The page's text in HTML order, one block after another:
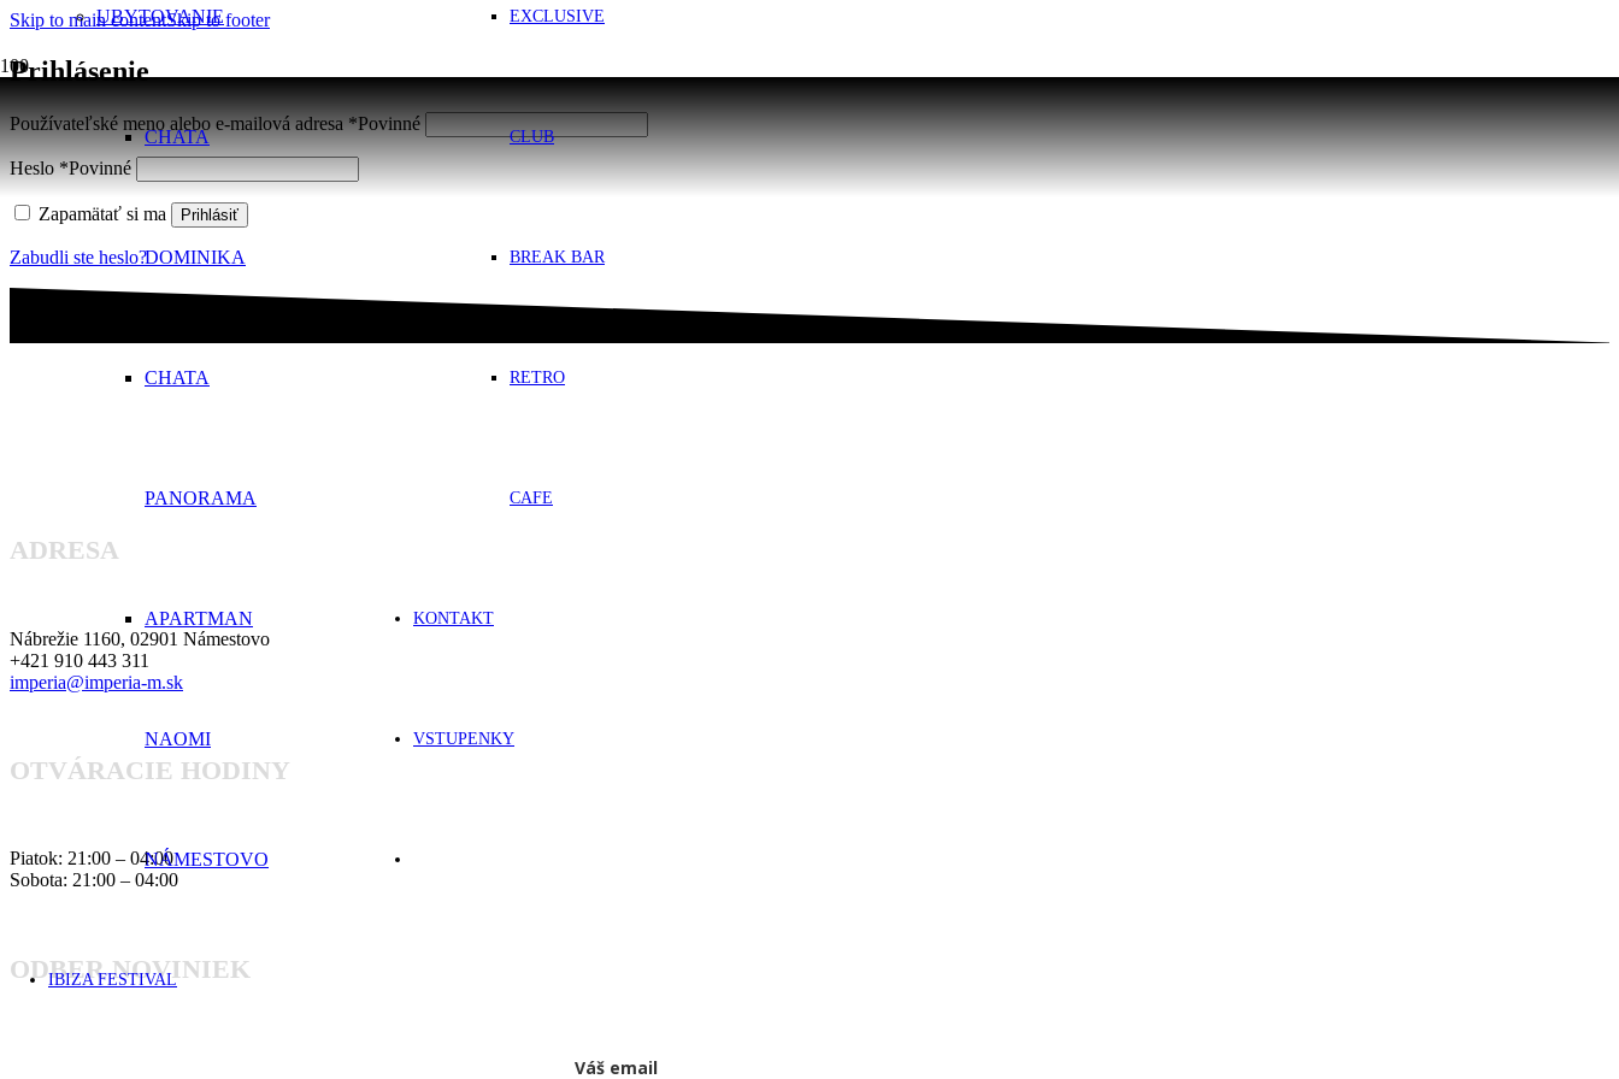
Skip to main contentSkip to footer
UBYTOVANIE
CHATA
DOMINIKA
CHATA
PANORAMA
APARTMAN
NAOMI
NÁMESTOVO
IBIZA FESTIVAL
EXCLUSIVE
CLUB
BREAK BAR
RETRO
CAFE
KONTAKT
VSTUPENKY
Prihlásenie
Používateľské meno alebo e-mailová adresa*Povinné
Heslo*Povinné
Zapamätať si ma Prihlásiť
Zabudli ste heslo?
ADRESA
Nábrežie 1160, 02901 Námestovo
+421 910 443 311
imperia@imperia-m.sk
OTVÁRACIE HODINY
Piatok: 21:00 – 04:00
Sobota: 21:00 – 04:00
ODBER NOVINIEK
Váš email